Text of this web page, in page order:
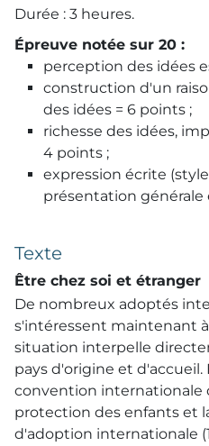
Durée : 3 heures.
Épreuve notée sur 20 :
perception des idées
construction d'un
des idées = 6 points ;
richesse des idées,
4 points ;
expression écrite
présentation générale
Texte
Être chez soi et étranger
De nombreux adoptés
s'intéressent maintenant
situation interpelle
pays d'origine et d'accueil.
convention internationale
protection des enfants et
d'adoption internationale